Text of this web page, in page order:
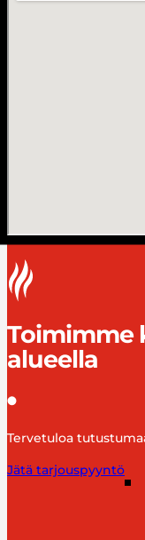
Toimimme
alueella
Tervetuloa
Jätä tarjouspyyntö